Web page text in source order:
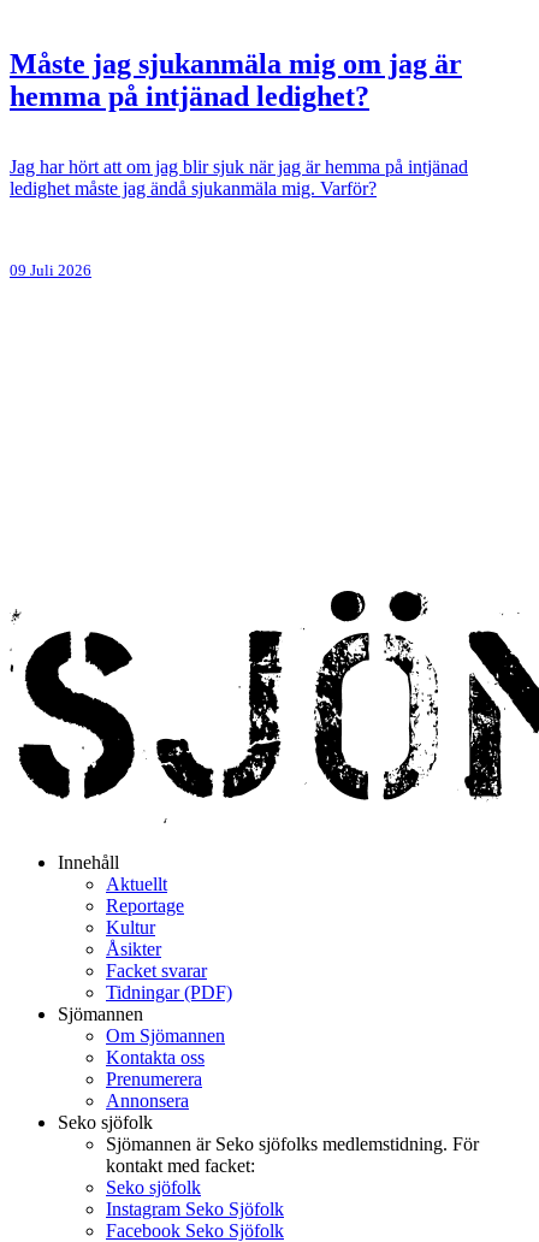
Måste jag sjukanmäla mig om jag är
hemma på intjänad ledighet?
Jag har hört att om jag blir sjuk när jag är hemma på intjänad
ledighet måste jag ändå sjukanmäla mig. Varför?
09 Juli 2026
Innehåll
Aktuellt
Reportage
Kultur
Åsikter
Facket svarar
Tidningar (PDF)
Sjömannen
Om Sjömannen
Kontakta oss
Prenumerera
Annonsera
Seko sjöfolk
Sjömannen är Seko sjöfolks medlemstidning. För
kontakt med facket:
Seko sjöfolk
Instagram Seko Sjöfolk
Facebook Seko Sjöfolk